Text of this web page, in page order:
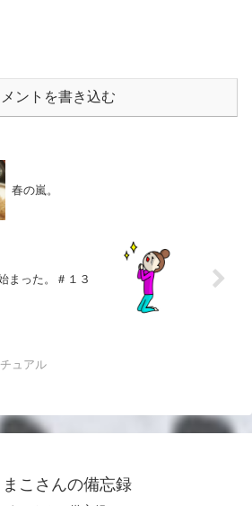
ントを書き込む
春の嵐。
まった。＃１３
ュアル
まこさんの備忘録